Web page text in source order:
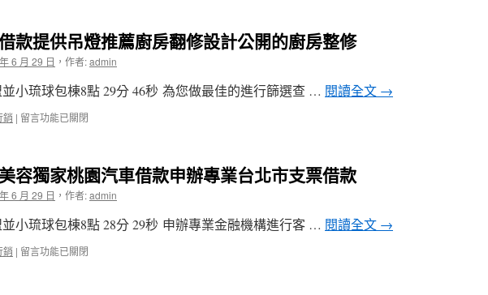
工
廠
直
中
批
發
特
色
鍍
膜
的
土
地
二
中
薦
艾
麗
斯
震
動
髮
價
格
效
果
精
靈
款提供吊燈推薦廚房翻修設計公開的廚房整修
6 月 29 日 ， 作者:admin
小琉球包棟8點 29分 46秒 為您做最佳的進行篩選查 … 閱讀全文 →
銷 | 在
車
借
款
提
供
吊
留言功能已關閉
容獨家桃園汽車借款申辦專業台北市支票借款
6 月 29 日 ， 作者:admin
小琉球包棟8點 28分 29秒 申辦專業金融機構進行客 … 閱讀全文 →
銷 | 在
留言功能已關閉